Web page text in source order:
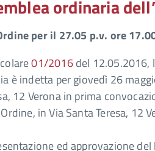
ordinaria
per il 27.05 p.v. ore
01/2016del 12.05.2016,
è indetta per giovedì 26
12 Verona in prima
in Via Santa Teresa, 12
ed approvazione